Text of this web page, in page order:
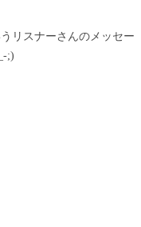
リスナーさんのメッセー
;)